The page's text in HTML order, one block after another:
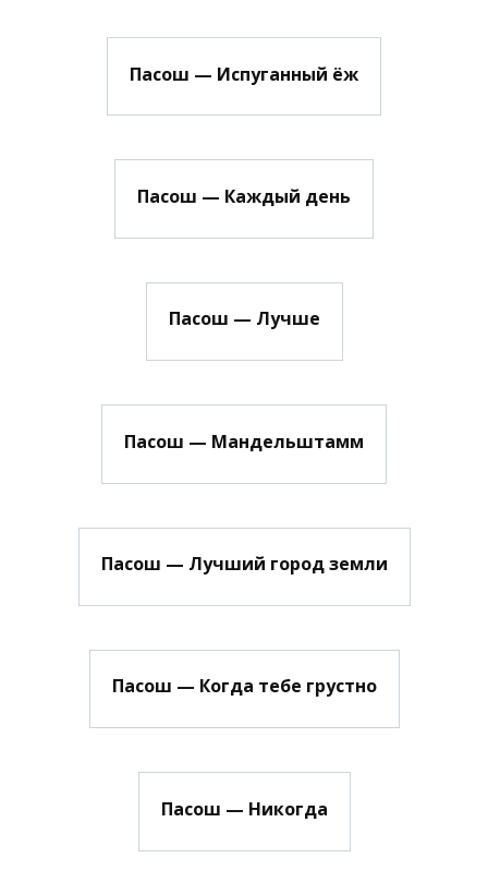
Пасош — Испуганный ёж
Пасош — Каждый день
Пасош — Лучше
Пасош — Мандельштамм
Пасош — Лучший город земли
Пасош — Когда тебе грустно
Пасош — Никогда